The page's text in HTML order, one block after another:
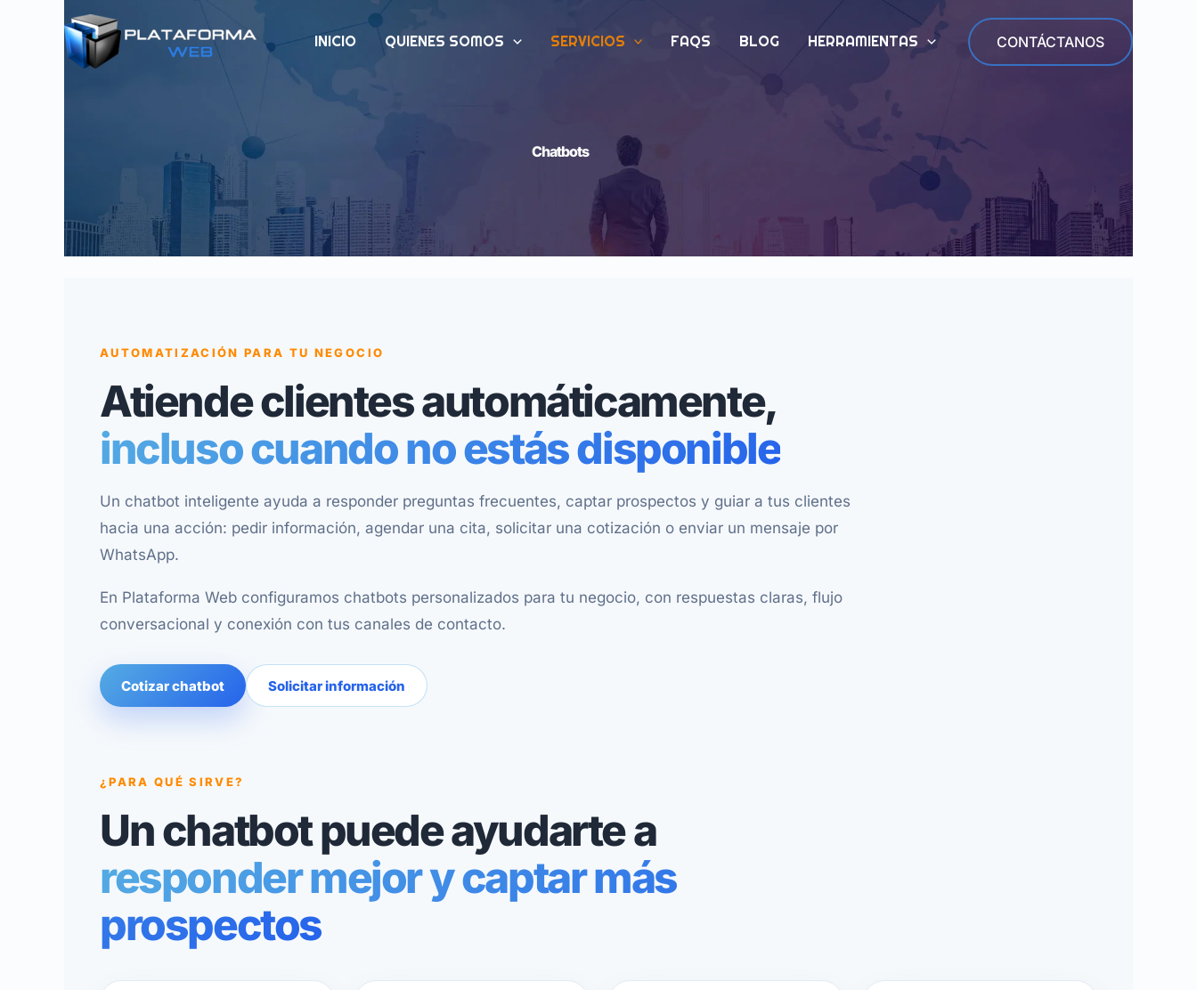
INICIO QUIENES SOMOS SERVICIOS FAQS BLOG HERRAMIENTAS CONTÁCTANOS
Chatbots Inteligentes
AUTOMATIZACIÓN PARA TU NEGOCIO
Atiende clientes automáticamente,
incluso cuando no estás disponible
Un chatbot inteligente ayuda a responder preguntas frecuentes, captar prospectos y guiar a tus clientes
hacia una acción: pedir información, agendar una cita, solicitar una cotización o enviar un mensaje por
WhatsApp.
En Plataforma Web configuramos chatbots personalizados para tu negocio, con respuestas claras, flujo
conversacional y conexión con tus canales de contacto.
Cotizar chatbot Solicitar información
¿PARA QUÉ SIRVE?
Un chatbot puede ayudarte a
responder mejor y captar más
prospectos